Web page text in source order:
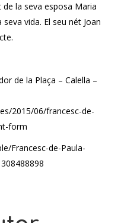
la seva esposa Maria
vida. El seu nét Joan
de la Plaça – Calella –
2015/06/francesc-de-
form
Francesc-de-Paula-